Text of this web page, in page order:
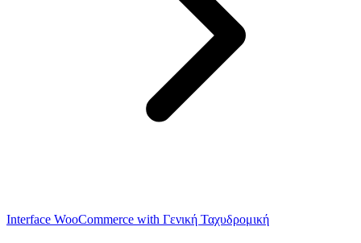
Interface WooCommerce with Γενική Ταχυδρομική